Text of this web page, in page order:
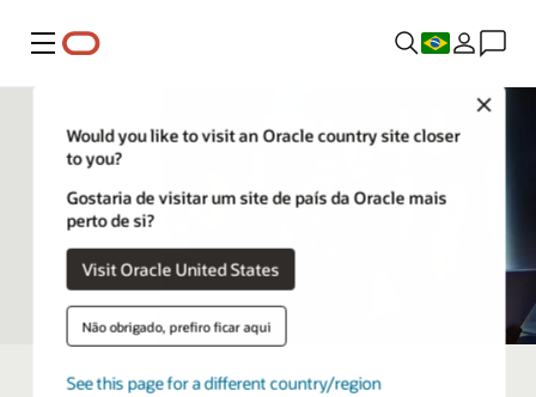
Menu
Would you like to visit an Oracle country site closer
to you?
Gostaria de visitar um site de país da Oracle mais
perto de si?
Visit Oracle United States
Não obrigado, prefiro ficar aqui
See this page for a different country/region